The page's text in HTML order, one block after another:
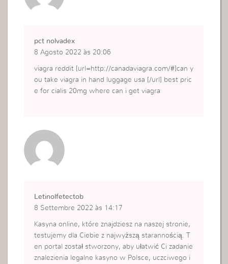
pct nolvadex
8 Agosto 2022 às 20:06
viagra reddit [url=http://canadaviagra.com/#]can y
ou take viagra in hand luggage usa [/url] best pric
e for cialis 20mg where can i get viagra
Letinolfetectob
8 Settembre 2022 às 14:17
Kasyna online, które znajdziesz na naszej stronie,
testujemy dla Ciebie z najwyższą starannością. T
en portal został stworzony, aby ułatwić Ci zadanie
znalezienia legalne kasyno w Polsce, uczciwego i